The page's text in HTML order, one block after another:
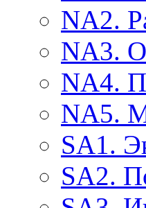
NA2.
NA3.
NA4.
NA5.
SA1.
SA2.